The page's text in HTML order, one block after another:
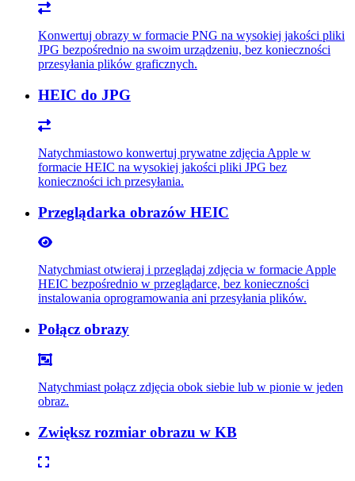
Konwertuj obrazy w formacie PNG na wysokiej jakości pliki
JPG bezpośrednio na swoim urządzeniu, bez konieczności
przesyłania plików graficznych.
HEIC do JPG
Natychmiastowo konwertuj prywatne zdjęcia Apple w
formacie HEIC na wysokiej jakości pliki JPG bez
konieczności ich przesyłania.
Przeglądarka obrazów HEIC
Natychmiast otwieraj i przeglądaj zdjęcia w formacie Apple
HEIC bezpośrednio w przeglądarce, bez konieczności
instalowania oprogramowania ani przesyłania plików.
Połącz obrazy
Natychmiast połącz zdjęcia obok siebie lub w pionie w jeden
obraz.
Zwiększ rozmiar obrazu w KB